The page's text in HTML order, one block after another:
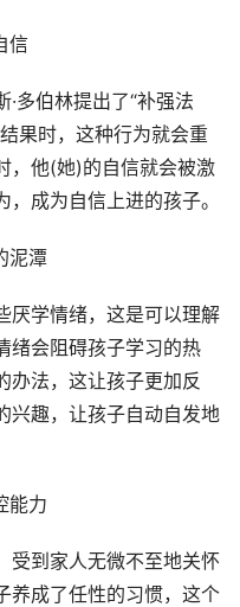
信
伯林提出了“补强法
果时，这种行为就会重
，他(她)的自信就会被激
成为自信上进的孩子。
泥潭
学情绪，这是可以理解
绪会阻碍孩子学习的热
办法，这让孩子更加反
兴趣，让孩子自动自发地
力
到家人无微不至地关怀
养成了任性的习惯，这个